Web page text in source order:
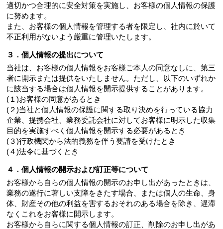
適切かつ合理的に安全対策を実施し、お客様の個人情報の保護
に努めます。
また、お客様の個人情報を管理する者を限定し、社内に於いて
不正利用がないよう厳重に管理いたします。
３．個人情報の提出について
当社は、お客様の個人情報をお客様ご本人の同意なしに、第三
者に開示または提供をいたしません。ただし、以下のいずれか
に該当する場合は個人情報を開示提供することがあります。
(１)お客様の同意があるとき
(２)当社と個人情報の保護に関する取り決めを行っている協力
企業、提携会社、業務委託会社に対してお客様に明示した収集
目的を実施すべく個人情報を開示する必要があるとき
(３)行政機関から法的義務を伴う要請を受けたとき
(４)法令に基づくとき
４．個人情報の開示および訂正等について
お客様から自らの個人情報の開示のお申し出があったときは、
業務の遂行に著しい支障をきたす場合、または個人の生命、身
体、財産その他の利益を害するおそれのある場合を除き、遅滞
なくこれをお客様に開示します。
お客様から自らに関する個人情報の訂正、削除のお申し出があ